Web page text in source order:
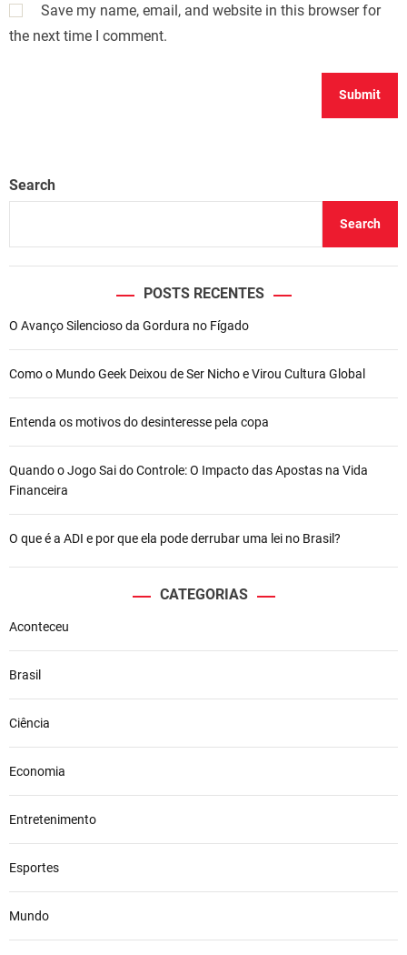
Save my name, email, and website in this browser for
the next time I comment.
Search
Search
POSTS RECENTES
O Avanço Silencioso da Gordura no Fígado
Como o Mundo Geek Deixou de Ser Nicho e Virou Cultura Global
Entenda os motivos do desinteresse pela copa
Quando o Jogo Sai do Controle: O Impacto das Apostas na Vida
Financeira
O que é a ADI e por que ela pode derrubar uma lei no Brasil?
CATEGORIAS
Aconteceu
Brasil
Ciência
Economia
Entretenimento
Esportes
Mundo